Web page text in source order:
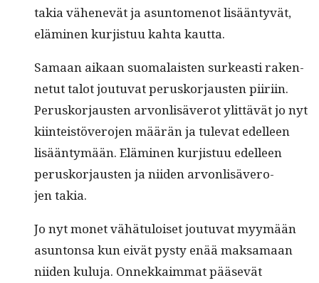
takia vähenevät ja asun­tomenot lisään­tyvät,
elämi­nen kur­jis­tuu kah­ta kautta.
Samaan aikaan suo­ma­lais­ten surkeasti raken­
netut talot joutu­vat perusko­r­jausten piiri­in.
Perusko­r­jausten arvon­lisäverot ylit­tävät jo nyt
kiin­teistövero­jen määrän ja tule­vat edelleen
lisään­tymään. Elämi­nen kur­jis­tuu edelleen
perusko­r­jausten ja niiden arvon­lisävero­
jen takia.
Jo nyt mon­et vähä­tu­loiset joutu­vat myymään
asun­ton­sa kun eivät pysty enää mak­samaan
niiden kulu­ja. Onnekkaim­mat pää­sevät